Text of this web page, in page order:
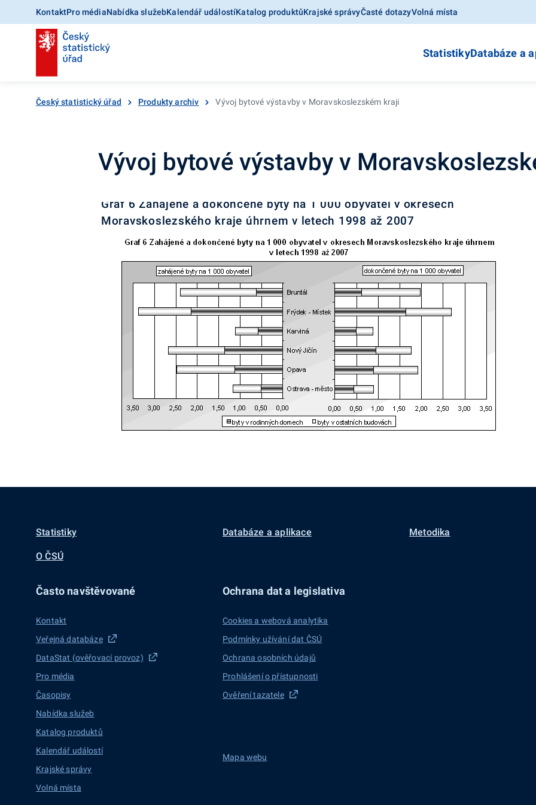
KontaktPro médiaNabídka služebKalendář událostíKatalog produktůKrajské správyČasté dotazyVolná místa
StatistikyDatabáze a
Český statistický úřad Produkty archiv Vývoj bytové výstavby v Moravskoslezském kraji
Vývoj bytové výstavby v
Graf 6 Zahájené a dokončené byty na 1 000 obyvatel v okresech
Moravskoslezského kraje úhrnem v letech 1998 až 2007
Statistiky Databáze a aplikace Metodika
O ČSÚ
Často navštěvované
Kontakt
Veřejná databáze
DataStat (ověřovací provoz)
Pro média
Časopisy
Nabídka služeb
Katalog produktů
Kalendář událostí
Krajské správy
Volná místa
Ochrana dat a legislativa
Cookies a webová analytika
Podmínky užívání dat ČSÚ
Ochrana osobních údajů
Prohlášení o přístupnosti
Ověření tazatele
Mapa webu